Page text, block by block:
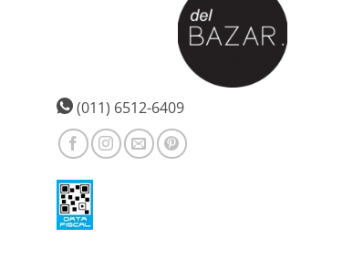
(011) 6512-6409